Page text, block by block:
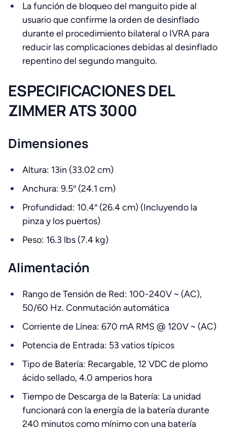
La función de bloqueo del manguito pide al
usuario que confirme la orden de desinflado
durante el procedimiento bilateral o IVRA para
reducir las complicaciones debidas al desinflado
repentino del segundo manguito.
ESPECIFICACIONES DEL
ZIMMER ATS 3000
Dimensiones
Altura: 13in (33.02 cm)
Anchura: 9.5″ (24.1 cm)
Profundidad: 10.4″ (26.4 cm) (Incluyendo la
pinza y los puertos)
Peso: 16.3 lbs (7.4 kg)
Alimentación
Rango de Tensión de Red: 100-240V ~ (AC),
50/60 Hz. Conmutación automática
Corriente de Línea: 670 mA RMS @ 120V ~ (AC)
Potencia de Entrada: 53 vatios típicos
Tipo de Batería: Recargable, 12 VDC de plomo
ácido sellado, 4.0 amperios hora
Tiempo de Descarga de la Batería: La unidad
funcionará con la energía de la batería durante
240 minutos como mínimo con una batería